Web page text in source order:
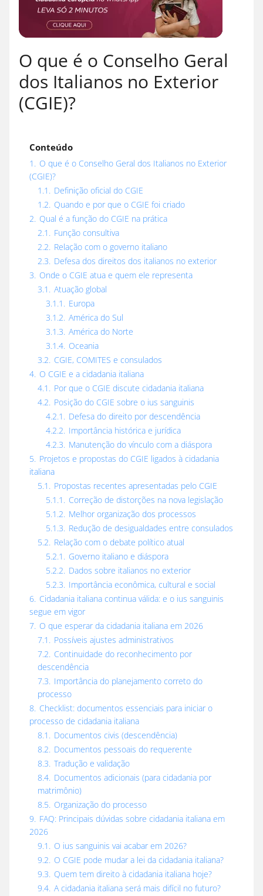
O que é o Conselho Geral
dos Italianos no Exterior
(CGIE)?
Conteúdo
1. O que é o Conselho Geral dos Italianos no Exterior
(CGIE)?
1.1. Definição oficial do CGIE
1.2. Quando e por que o CGIE foi criado
2. Qual é a função do CGIE na prática
2.1. Função consultiva
2.2. Relação com o governo italiano
2.3. Defesa dos direitos dos italianos no exterior
3. Onde o CGIE atua e quem ele representa
3.1. Atuação global
3.1.1. Europa
3.1.2. América do Sul
3.1.3. América do Norte
3.1.4. Oceania
3.2. CGIE, COMITES e consulados
4. O CGIE e a cidadania italiana
4.1. Por que o CGIE discute cidadania italiana
4.2. Posição do CGIE sobre o ius sanguinis
4.2.1. Defesa do direito por descendência
4.2.2. Importância histórica e jurídica
4.2.3. Manutenção do vínculo com a diáspora
5. Projetos e propostas do CGIE ligados à cidadania
italiana
5.1. Propostas recentes apresentadas pelo CGIE
5.1.1. Correção de distorções na nova legislação
5.1.2. Melhor organização dos processos
5.1.3. Redução de desigualdades entre consulados
5.2. Relação com o debate político atual
5.2.1. Governo italiano e diáspora
5.2.2. Dados sobre italianos no exterior
5.2.3. Importância econômica, cultural e social
6. Cidadania italiana continua válida: e o ius sanguinis
segue em vigor
7. O que esperar da cidadania italiana em 2026
7.1. Possíveis ajustes administrativos
7.2. Continuidade do reconhecimento por
descendência
7.3. Importância do planejamento correto do
processo
8. Checklist: documentos essenciais para iniciar o
processo de cidadania italiana
8.1. Documentos civis (descendência)
8.2. Documentos pessoais do requerente
8.3. Tradução e validação
8.4. Documentos adicionais (para cidadania por
matrimônio)
8.5. Organização do processo
9. FAQ: Principais dúvidas sobre cidadania italiana em
2026
9.1. O ius sanguinis vai acabar em 2026?
9.2. O CGIE pode mudar a lei da cidadania italiana?
9.3. Quem tem direito à cidadania italiana hoje?
9.4. A cidadania italiana será mais difícil no futuro?